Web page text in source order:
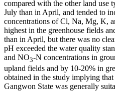
compared with the other land use
July than in April, and tended to
concentrations of Cl, Na, Mg, K,
highest in the greenhouse fields
than in April, but there was no
pH exceeded the water quality
and NO3-N concentrations in
upland fields and by 10-20% in
obtained in the study implying
Gangwon State was generally